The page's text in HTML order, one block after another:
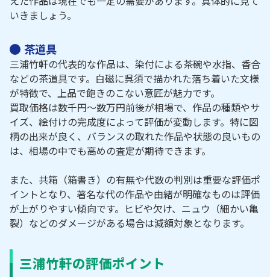
いきましょう。
茶道具
三浦竹軒の代表的な作品は、染付による茶碗や水指、香合
などの茶道具です。白磁に呉須で描かれた落ち着いた文様
が特徴で、上品で飽きのこない意匠が魅力です。
買取価格は数千円～数万円前後が相場で、作品の種類やサ
イズ、絵付けの完成度によって評価が変動します。特に図
柄の出来が良く、バランスの取れた作品や状態の良いもの
は、相場の中でも高めの査定が期待できます。
また、共箱（箱書き）の有無や代数の判別は重要な評価ポ
イントとなり、著名な代の作品や由緒が明確なものは評価
が上がりやすい傾向です。ヒビや欠け、ニュウ（細かい亀
裂）などのダメージがある場合は減額対象となります。
三浦竹軒の評価ポイント